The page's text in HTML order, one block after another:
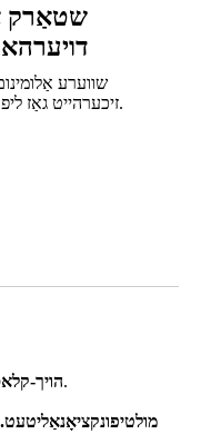
שטאַרק
שווערע
זיכערהייט גאַז ליפט, פּו ראָד.
1. הויך-די סארט שטול איז געווענליך געמאכט פון הויך-קוואליטעט לעדער, מעטאל מאטעריאלן, און הויך-דענסיטי שוואָם, מיט אויסגעצייכנטער קוואַליטעט און באַקוועמלעכקייט.
3. מולטיפונקציאָנאַליטעט.